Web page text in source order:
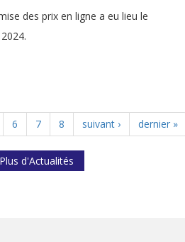
des prix en ligne a eu lieu le
6 7 8 suivant › dernier »
Plus d'Actualités